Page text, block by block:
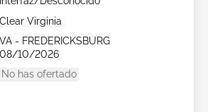
Clear Virginia
VA - FREDERICKSBURG
08/10/2026
No has ofertado